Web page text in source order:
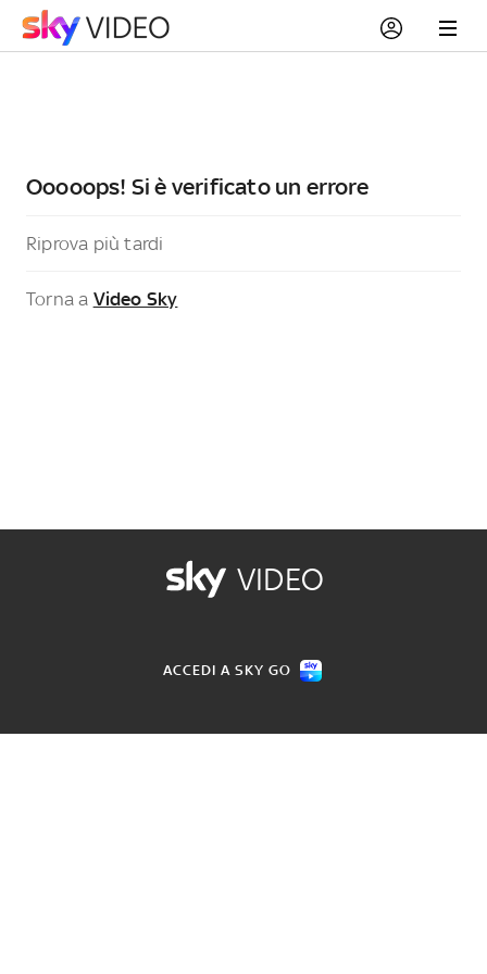
Ooooops! Si è verificato un errore
Riprova più tardi
Torna a Video Sky
VIDEO
ACCEDI A SKY GO